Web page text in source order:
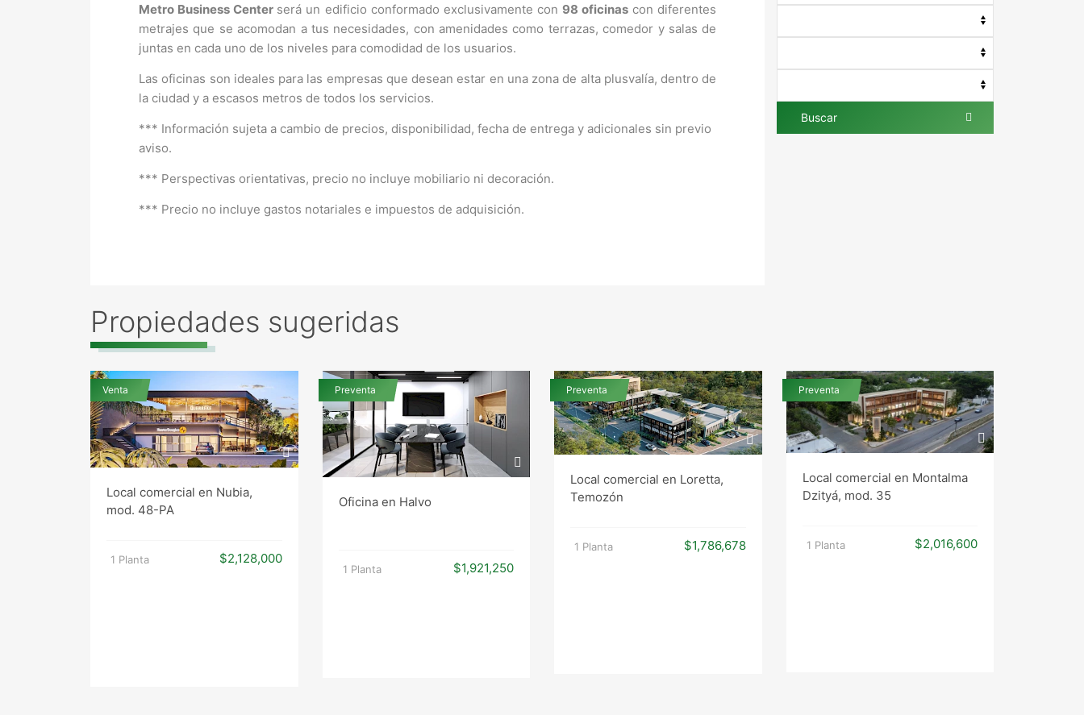
Metro Business Center será un edificio conformado exclusivamente con 98 oficinas con diferentes
metrajes que se acomodan a tus necesidades, con amenidades como terrazas, comedor y salas de
juntas en cada uno de los niveles para comodidad de los usuarios.
Las oficinas son ideales para las empresas que desean estar en una zona de alta plusvalía, dentro de
la ciudad y a escasos metros de todos los servicios.
*** Información sujeta a cambio de precios, disponibilidad, fecha de entrega y adicionales sin previo
aviso.
*** Perspectivas orientativas, precio no incluye mobiliario ni decoración.
*** Precio no incluye gastos notariales e impuestos de adquisición.
Buscar
Propiedades sugeridas
Venta
Local comercial en Nubia,
mod. 48-PA
1 Planta $2,128,000
Preventa
Oficina en Halvo
1 Planta $1,921,250
Preventa
Local comercial en Loretta,
Temozón
1 Planta $1,786,678
Preventa
Local comercial en Montalma
Dzityá, mod. 35
1 Planta $2,016,600